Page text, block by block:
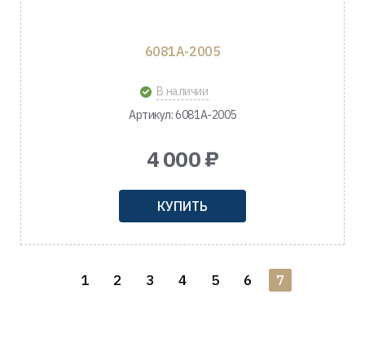
6081A-2005
В наличии
Артикул: 6081A-2005
4 000 ₽
КУПИТЬ
1 2 3 4 5 6 7